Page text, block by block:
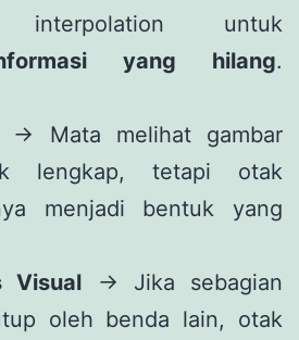
interpolation untuk
yang hilang.
→ Mata melihat gambar
lengkap, tetapi otak
menjadi bentuk yang
Visual → Jika sebagian
oleh benda lain, otak